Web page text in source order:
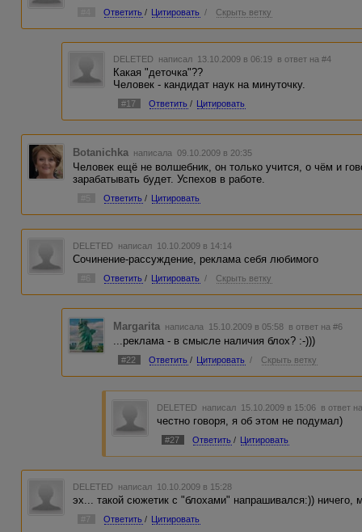
Ответить / Цитировать / Скрыть ветку
DELETED написал 13.10.2009 в 06:19 в ответ на #4
Какая "деточка"??
Человек - кандидат наук на минуточку.
#17 Ответить / Цитировать
Botanichka написала 09.10.2009 в 20:35
Человек ещё не волшебник, он только учится, о чём и
зарабатывать будет. Успехов в работе.
Ответить / Цитировать
DELETED написал 10.10.2009 в 14:14
Сочинение-рассуждение, реклама себя любимого
Ответить / Цитировать / Скрыть ветку
Margarita написала 15.10.2009 в 05:58 в ответ на #6
...реклама - в смысле наличия блох? :-)))
#22 Ответить / Цитировать / Скрыть ветку
DELETED написал 15.10.2009 в 15:06 в ответ
честно говоря, я об этом не подумал)
#27 Ответить / Цитировать
DELETED написал 10.10.2009 в 15:28
эх... такой сюжетик с "блохами" напрашивался:)) ничего,
#7 Ответить / Цитировать